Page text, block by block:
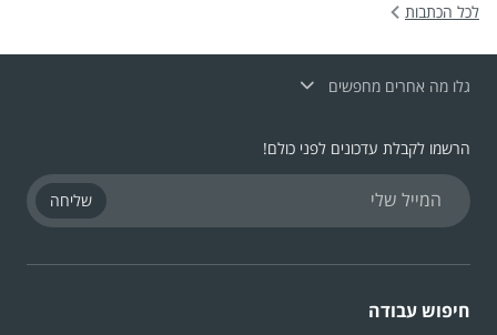
לכל הכתבות
גלו מה אחרים מחפשים
הרשמו לקבלת עדכונים לפני כולם!
שליחה
חיפוש עבודה